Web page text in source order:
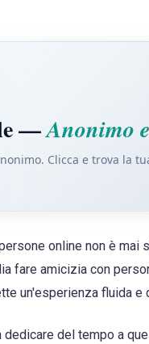
—Anonimo
Clicca e trova la
online non è
fare amicizia con
un'esperienza fluida
del tempo a